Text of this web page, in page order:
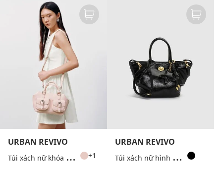
URBAN REVIVO
T
úi xách nữ khóa cài đa ngăn +1
URBAN REVIVO
T
úi xách nữ hình thang phối charm